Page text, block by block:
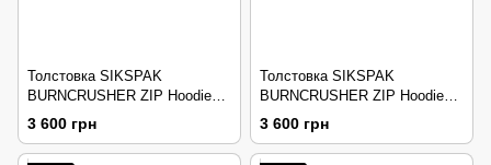
Толстовка SIKSPAK
BURNCRUSHER ZIP Hoodie
[Black], L
3 600 грн
Толстовка SIKSPAK
BURNCRUSHER ZIP Hoodie
[Black], M
3 600 грн